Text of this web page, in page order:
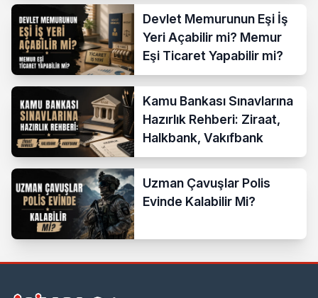
Devlet Memurunun Eşi İş
Yeri Açabilir mi? Memur
Eşi Ticaret Yapabilir mi?
Kamu Bankası Sınavlarına
Hazırlık Rehberi: Ziraat,
Halkbank, Vakıfbank
Uzman Çavuşlar Polis
Evinde Kalabilir Mi?